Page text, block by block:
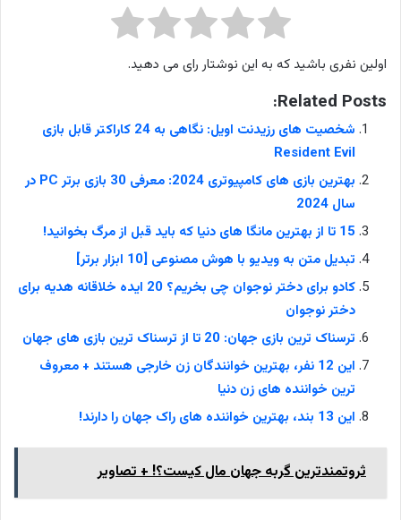
اولین نفری باشید که به این نوشتار رای می دهید.
Related Posts:
شخصیت های رزیدنت اویل: نگاهی به 24 کاراکتر قابل بازی
Resident Evil
بهترین بازی های کامپیوتری 2024: معرفی 30 بازی برتر PC در
سال 2024
15 تا از بهترین مانگا های دنیا که باید قبل از مرگ بخوانید!
تبدیل متن به ویدیو با هوش مصنوعی [10 ابزار برتر]
کادو برای دختر نوجوان چی بخریم؟ 20 ایده خلاقانه هدیه برای
دختر نوجوان
ترسناک ترین بازی جهان: 20 تا از ترسناک ترین بازی های جهان
این 12 نفر، بهترین خوانندگان زن خارجی هستند + معروف
ترین خواننده های زن دنیا
این 13 بند، بهترین خواننده های راک جهان را دارند!
ثروتمندترین گربه جهان مال کیست؟! + تصاویر